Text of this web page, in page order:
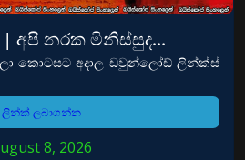
| අපි නරක මිනිස්සුද…
කොටසට අදාල ඩවුන්ලෝඩ් ලින්ක්ස්
ලින්ක් ලබාගන්න
8, 2026